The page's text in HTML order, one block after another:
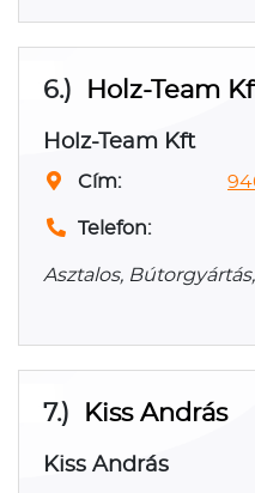
6.) Holz-Team
Holz-Team Kft
Cím:
Telefon:
Asztalos,
7.) Kiss András
Kiss András